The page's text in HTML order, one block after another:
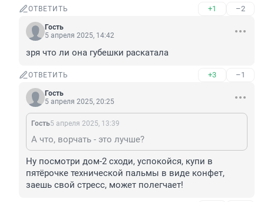
ОТВЕТИТЬ +1 –2
Гость
5 апреля 2025, 14:42
зря что ли она губешки раскатала
ОТВЕТИТЬ +3 –1
Гость
5 апреля 2025, 20:25
Гость5 апреля 2025, 13:39
А что, ворчать - это лучше?
Ну посмотри дом-2 сходи, успокойся, купи в
пятёрочке технической пальмы в виде конфет,
заешь свой стресс, может полегчает!